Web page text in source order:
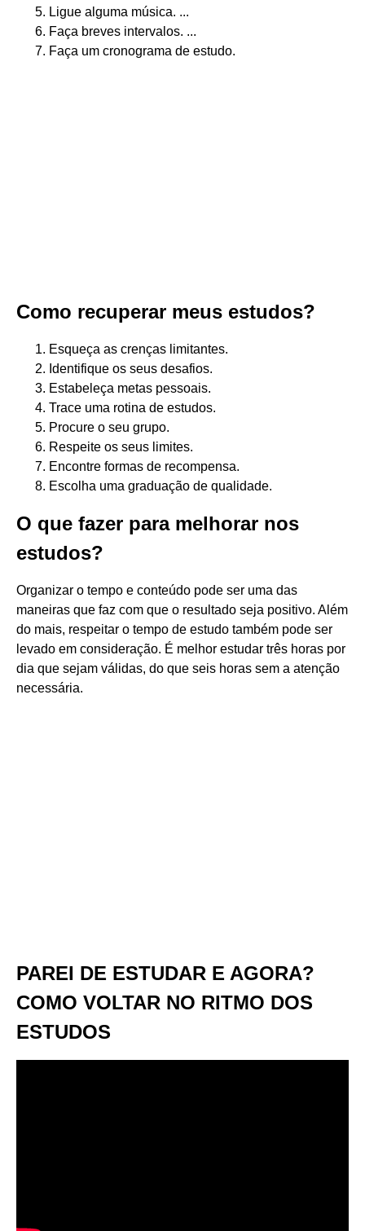
Ligue alguma música. ...
Faça breves intervalos. ...
Faça um cronograma de estudo.
Como recuperar meus estudos?
Esqueça as crenças limitantes.
Identifique os seus desafios.
Estabeleça metas pessoais.
Trace uma rotina de estudos.
Procure o seu grupo.
Respeite os seus limites.
Encontre formas de recompensa.
Escolha uma graduação de qualidade.
O que fazer para melhorar nos
estudos?
Organizar o tempo e conteúdo pode ser uma das
maneiras que faz com que o resultado seja positivo. Além
do mais, respeitar o tempo de estudo também pode ser
levado em consideração. É melhor estudar três horas por
dia que sejam válidas, do que seis horas sem a atenção
necessária.
PAREI DE ESTUDAR E AGORA?
COMO VOLTAR NO RITMO DOS
ESTUDOS